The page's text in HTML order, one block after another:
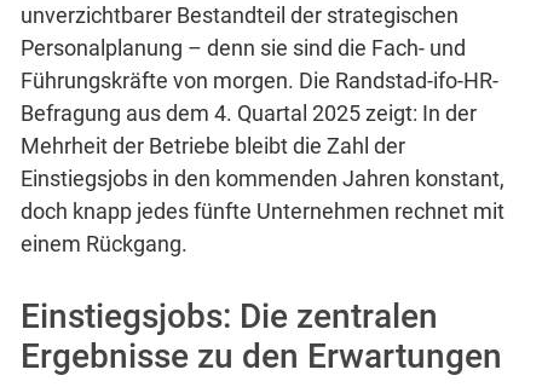
unverzichtbarer Bestandteil der strategischen
Personalplanung – denn sie sind die Fach- und
Führungskräfte von morgen. Die Randstad-ifo-HR-
Befragung aus dem 4. Quartal 2025 zeigt: In der
Mehrheit der Betriebe bleibt die Zahl der
Einstiegsjobs in den kommenden Jahren konstant,
doch knapp jedes fünfte Unternehmen rechnet mit
einem Rückgang.
Einstiegsjobs: Die zentralen
Ergebnisse zu den Erwartungen